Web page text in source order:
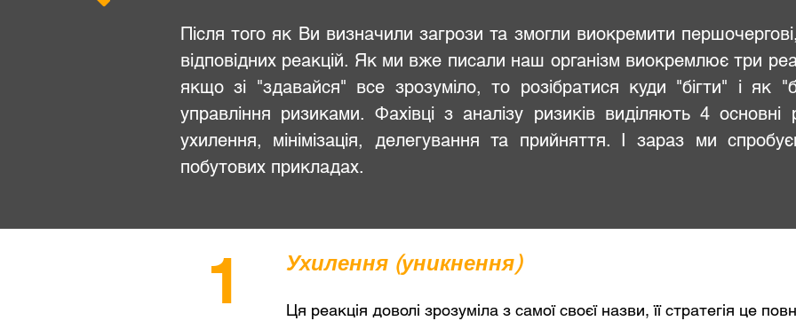
Після того як Ви визначили загрози та змогли виокремити
відповідних реакцій. Як ми вже писали наш організм виокремлює три
якщо зі "здавайся" все зрозуміло, то розібратися куди "бігти" і
управління ризиками. Фахівці з аналізу ризиків виділяють 4
ухилення, мінімізація, делегування та прийняття. І зараз ми
побутових прикладах.
1 Ухилення (уникнення)
Ця реакція доволі зрозуміла з самої своєї назви, її стратегія це